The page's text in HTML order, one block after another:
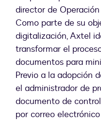
director de
Como parte de su
digitalización, Axtel
transformar el
documentos para
Previo a la adopción
el administrador de
documento de
por correo